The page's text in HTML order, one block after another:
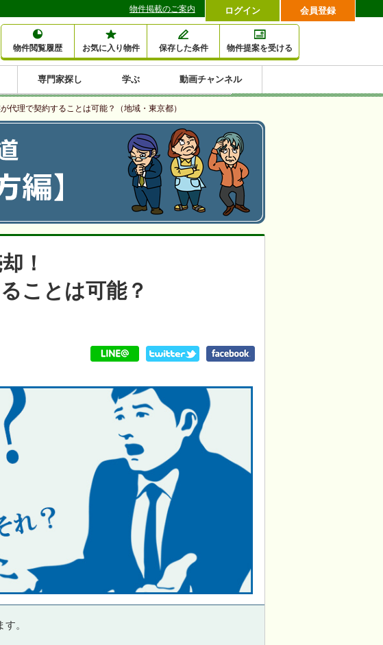
物件閲覧履歴 お気に入り物件 保存した条件 物件提案を受ける
り7%以上
り8%以上
り9%以上
り10%以上
り11%以上
り12%以上
り13%以上
り14%以上
り15%以上
り16%以上 10%以上アパート投
資
現況満室で安心物件
1,000万円以下小額投
資
人気の築浅・新築物
件
早い者勝ち東京23区
内
専門家探し 学ぶ
セミナー情報検索
空室対策
滞納・退去
賃貸管理
土地活用
相続・税金
金融・保険
口コミ
動画チャンネル
ログイン 会員登録
物件掲載のご案内
代理で契約することは可能？（地域・東京都）
！
ことは可能？
。